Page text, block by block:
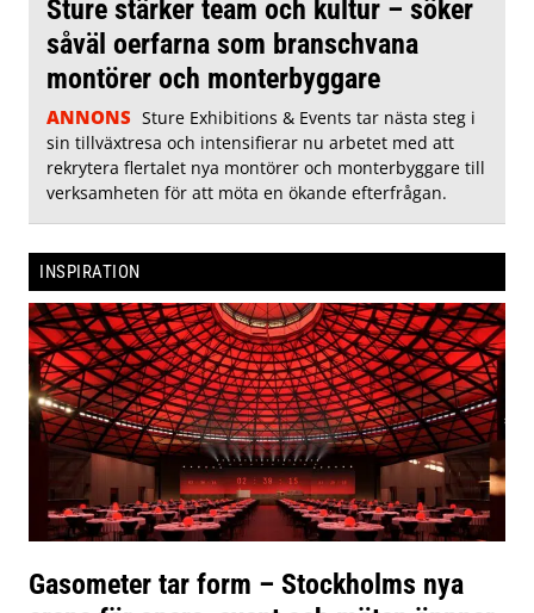
Sture stärker team och kultur – söker
såväl oerfarna som branschvana
montörer och monterbyggare
ANNONS Sture Exhibitions & Events tar nästa steg i
sin tillväxtresa och intensifierar nu arbetet med att
rekrytera flertalet nya montörer och monterbyggare till
verksamheten för att möta en ökande efterfrågan.
INSPIRATION
Gasometer tar form – Stockholms nya